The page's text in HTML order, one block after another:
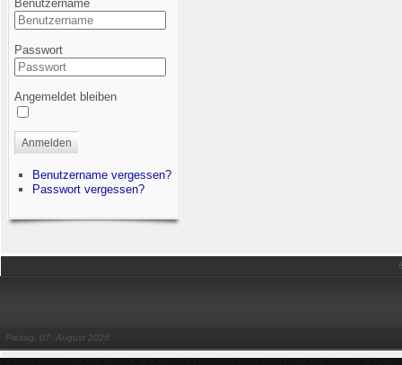
Benutzername
Passwort
Angemeldet bleiben
Anmelden
Benutzername vergessen?
Passwort vergessen?
Freitag, 07. August 2026